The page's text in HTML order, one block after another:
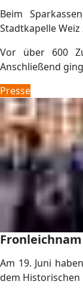
Beim
Stadtkapelle
Vor über 600
Anschließend
Presse
Fronleichnam
Am 19. Juni
dem